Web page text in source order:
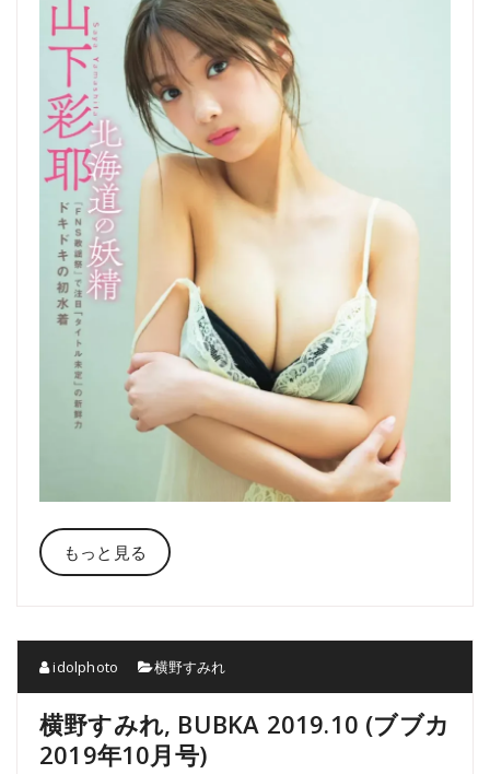
もっと見る
idolphoto 横野すみれ
横野すみれ, BUBKA 2019.10 (ブブカ
2019年10月号)